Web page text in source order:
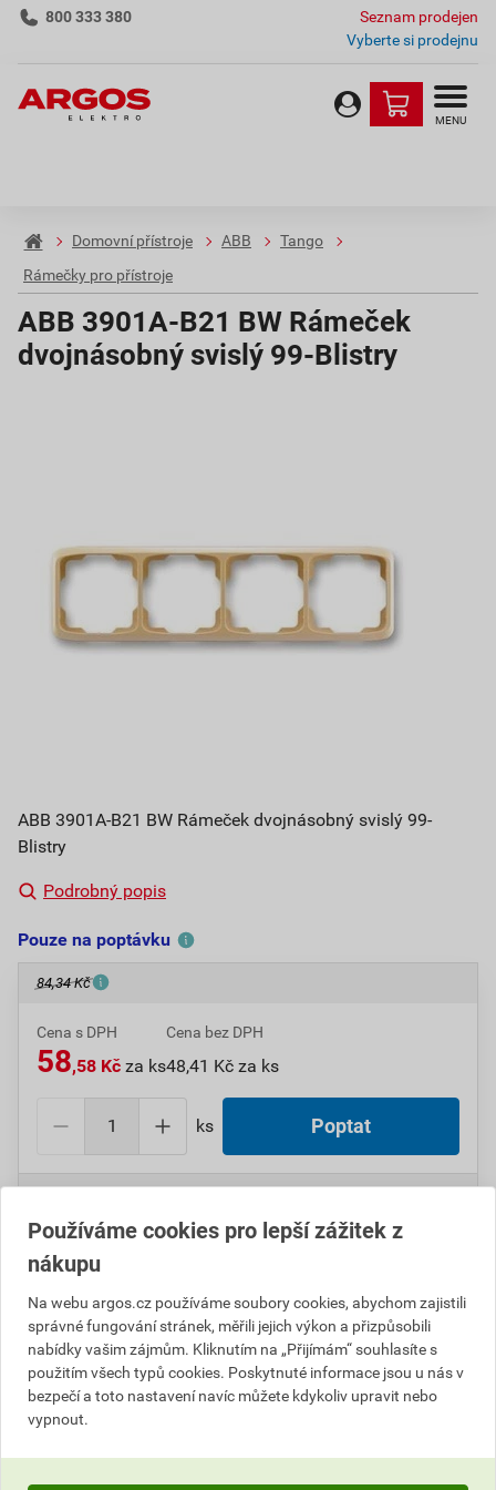
800 333 380
Seznam prodejen
Vyberte si prodejnu
MENU
Domovní přístroje ABB
Tango
Rámečky pro přístroje
ABB 3901A-B21 BW Rámeček
dvojnásobný svislý 99-Blistry
ABB 3901A-B21 BW Rámeček dvojnásobný svislý 99-
Blistry
Podrobný popis
Pouze na poptávku
84,34 Kč
Cena s DPH
58,58 Kč za ks
Cena bez DPH
48,41 Kč za ks
ks Poptat
Do košíku přidáte1 ksza58,58Kčs DPH
( 48,41 Kč bez DPH).
Číslo položky:
Výrobky značky:
Popis
Používáme cookies pro lepší zážitek z
nákupu
Na webu argos.cz používáme soubory cookies, abychom zajistili
správné fungování stránek, měřili jejich výkon a přizpůsobili
nabídky vašim zájmům. Kliknutím na „Přijímám“ souhlasíte s
použitím všech typů cookies. Poskytnuté informace jsou u nás v
bezpečí a toto nastavení navíc můžete kdykoliv upravit nebo
vypnout.